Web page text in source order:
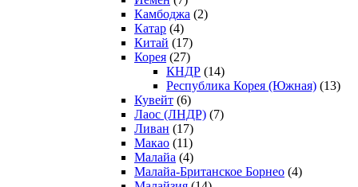
Камбоджа (2)
Катар (4)
Китай (17)
Корея (27)
КНДР (14)
Республика Корея (Южная) (13)
Кувейт (6)
Лаос (ЛНДР) (7)
Ливан (17)
Макао (11)
Малайа (4)
Малайа-Британское Борнео (4)